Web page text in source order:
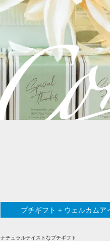
プチギフト + ウェルカムア
ナチュラルテイストなプチギフト